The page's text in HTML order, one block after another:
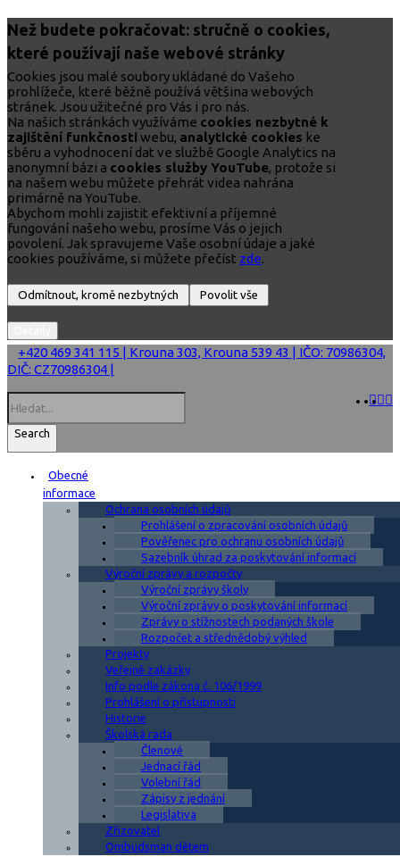
Než budete pokračovat: stručně o cookies,
které používají naše webové stránky
Cookies jsou malé soubory ukládané do Vašeho
prohlížeče, které běžně používá většina webových
stránek. Jsou užitečné pro Vás i pro nás.
Na našich stránkách využíváme cookies nezbytné k
zajištění funkčnosti webu, analytické cookies ke
sběru a vyhodnocení dat ve službě Google Analytics na
anonymní bázi a cookies služby YouTube, protože si
na našem webu můžete přehrát videa nahrána
primárně na YouTube.
Abychom mohli zajistit efektivní a příjemné
fungování našeho webu, prosíme Vás o jejich
povolení. Jak spravujeme Vaše osobní údaje a jaké
cookies používáme, si můžete přečíst zde.
+420 469 341 115 | Krouna 303, Krouna 539 43 | IČO: 70986304,
DIČ: CZ70986304 |
Search
Obecné
informace
Ochrana osobních údajů
Prohlášení o zpracování osobních údajů
Pověřenec pro ochranu osobních údajů
Sazebník úhrad za poskytování informací
Výroční zprávy a rozpočty
Výroční zprávy školy
Výroční zprávy o poskytování informací
Zprávy o stížnostech podaných škole
Rozpočet a střednědobý výhled
Projekty
Veřejné zakázky
Info podle zákona č. 106/1999
Prohlášení o přístupnosti
Historie
Školská rada
Členové
Jednací řád
Volební řád
Zápisy z jednání
Legislativa
Zřizovatel
Ombudsman dětem